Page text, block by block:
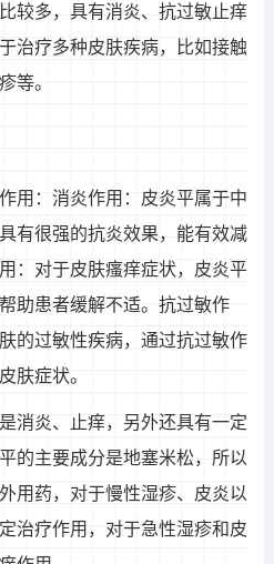
较多，具有消炎、抗过敏止痒
治疗多种皮肤疾病，比如接触
等。
用：消炎作用：皮炎平属于中
有很强的抗炎效果，能有效减
：对于皮肤瘙痒症状，皮炎平
助患者缓解不适。抗过敏作
的过敏性疾病，通过抗过敏作
肤症状。
消炎、止痒，另外还具有一定
的主要成分是地塞米松，所以
用药，对于慢性湿疹、皮炎以
治疗作用，对于急性湿疹和皮